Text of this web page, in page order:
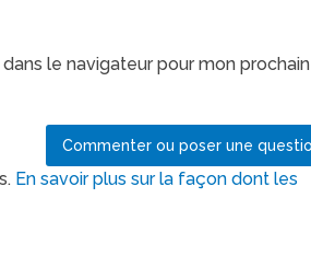
le navigateur pour mon prochain
En savoir plus sur la façon dont les